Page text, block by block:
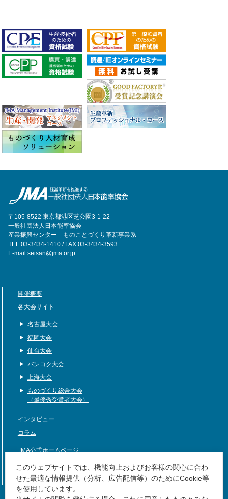
このウェブサイトでは、機能向上およびお客様の関心に合わ
せた最適な情報提供（分析、広告配信等）のためにCookie等
を使用しています。
〒105-8522 東京都港区芝公園3-1-22
一般社団法人日本能率協会
産業振興センター ものことづくり革新事業系
TEL:03-3434-1410 / FAX:03-3434-3593
E-mail:seisan@jma.or.jp
開催概要
各大会サイト
名古屋大会
福岡大会
仙台大会
バンコク大会
上海大会
ものづくり総合大会
（最優秀受賞者大会）
インタビュー
コラム
JMA公式ホームページ
サイトマップ